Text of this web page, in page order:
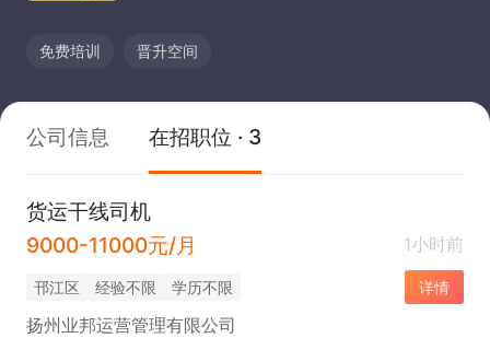
免费培训 晋升空间
公司信息 在招职位 · 3
货运干线司机
9000-11000元/月
1小时前
邗江区 经验不限 学历不限 详情
扬州业邦运营管理有限公司